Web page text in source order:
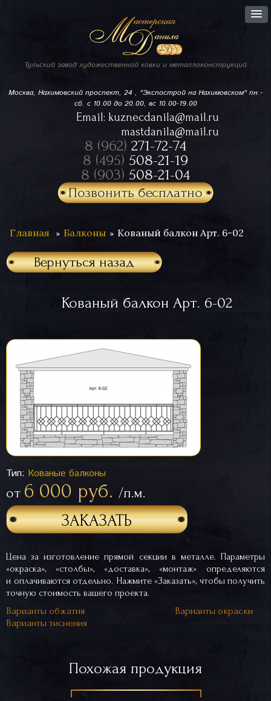
Тульский завод художественной ковки и металлоконструкций
Москва, Нахимовский проспект, 24 , "Экспострой на Нахимовском"пн.-
сб. с 10.00 до 20.00, вс 10.00-19.00
Email: kuznecdanila@mail.ru
mastdanila@mail.ru
8 (962) 271-72-74
8 (495) 508-21-19
8 (903) 508-21-04
Позвонить бесплатно
Главная Балконы Кованый балкон Арт. 6-02
Вернуться назад
Кованый балкон Арт. 6-02
Тип: Кованые балконы
от 6 000 руб. /п.м.
ЗАКАЗАТЬ
Цена за изготовление прямой секции в металле. Параметры
«окраска», «столбы», «доставка», «монтаж» определяются
и оплачиваются отдельно. Нажмите «Заказать», чтобы получить
точную стоимость вашего проекта.
Варианты обжатия
Варианты окраски
Варианты тиснения
Похожая продукция